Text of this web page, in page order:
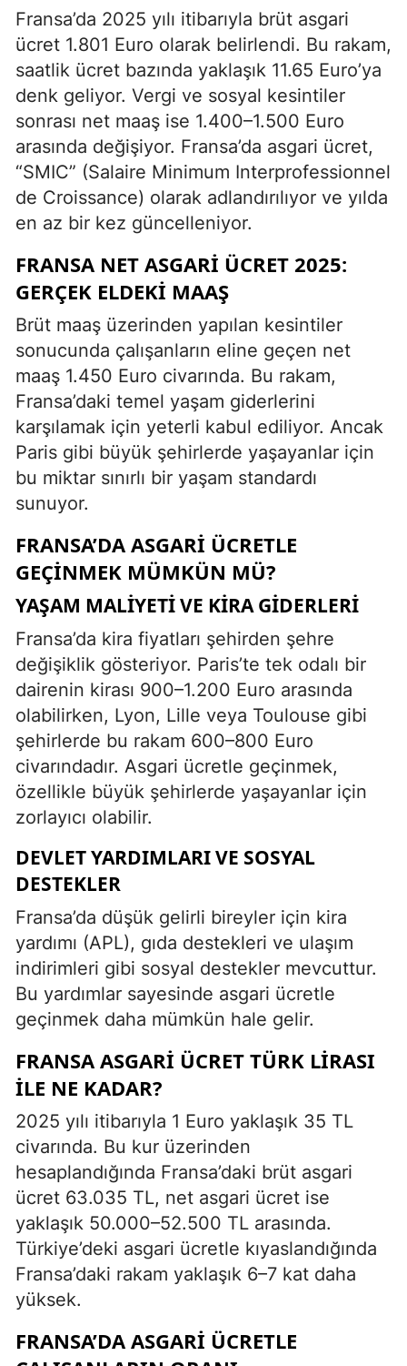
Fransa’da 2025 yılı itibarıyla brüt asgari
ücret 1.801 Euro olarak belirlendi. Bu rakam,
saatlik ücret bazında yaklaşık 11.65 Euro’ya
denk geliyor. Vergi ve sosyal kesintiler
sonrası net maaş ise 1.400–1.500 Euro
arasında değişiyor. Fransa’da asgari ücret,
“SMIC” (Salaire Minimum Interprofessionnel
de Croissance) olarak adlandırılıyor ve yılda
en az bir kez güncelleniyor.
FRANSA NET ASGARI ÜCRET 2025:
GERÇEK ELDEKI MAAŞ
Brüt maaş üzerinden yapılan kesintiler
sonucunda çalışanların eline geçen net
maaş 1.450 Euro civarında. Bu rakam,
Fransa’daki temel yaşam giderlerini
karşılamak için yeterli kabul ediliyor. Ancak
Paris gibi büyük şehirlerde yaşayanlar için
bu miktar sınırlı bir yaşam standardı
sunuyor.
FRANSA’DA ASGARI ÜCRETLE
GEÇINMEK MÜMKÜN MÜ?
YAŞAM MALIYETI VE KIRA GIDERLERI
Fransa’da kira fiyatları şehirden şehre
değişiklik gösteriyor. Paris’te tek odalı bir
dairenin kirası 900–1.200 Euro arasında
olabilirken, Lyon, Lille veya Toulouse gibi
şehirlerde bu rakam 600–800 Euro
civarındadır. Asgari ücretle geçinmek,
özellikle büyük şehirlerde yaşayanlar için
zorlayıcı olabilir.
DEVLET YARDIMLARI VE SOSYAL
DESTEKLER
Fransa’da düşük gelirli bireyler için kira
yardımı (APL), gıda destekleri ve ulaşım
indirimleri gibi sosyal destekler mevcuttur.
Bu yardımlar sayesinde asgari ücretle
geçinmek daha mümkün hale gelir.
FRANSA ASGARI ÜCRET TÜRK LIRASI
ILE NE KADAR?
2025 yılı itibarıyla 1 Euro yaklaşık 35 TL
civarında. Bu kur üzerinden
hesaplandığında Fransa’daki brüt asgari
ücret 63.035 TL, net asgari ücret ise
yaklaşık 50.000–52.500 TL arasında.
Türkiye’deki asgari ücretle kıyaslandığında
Fransa’daki rakam yaklaşık 6–7 kat daha
yüksek.
FRANSA’DA ASGARI ÜCRETLE